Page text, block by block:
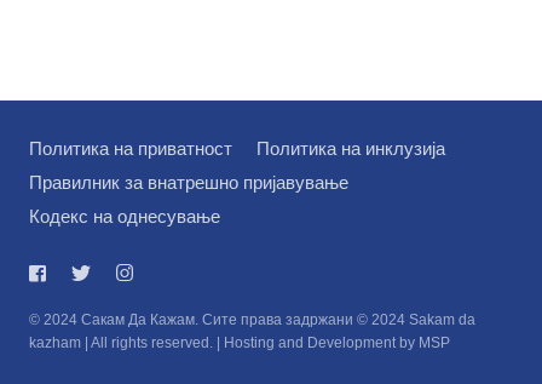
Политика на приватност
Политика на инклузија
Правилник за внатрешно пријавување
Кодекс на однесување
© 2024 Сакам Да Кажам. Сите права задржани © 2024 Sakam da
kazham | All rights reserved. | Hosting and Development by MSP